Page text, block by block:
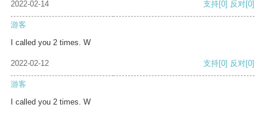
2022-02-14 支持[0] 反对[0]
游客
I called you 2 times. W
2022-02-12 支持[0] 反对[0]
游客
I called you 2 times. W